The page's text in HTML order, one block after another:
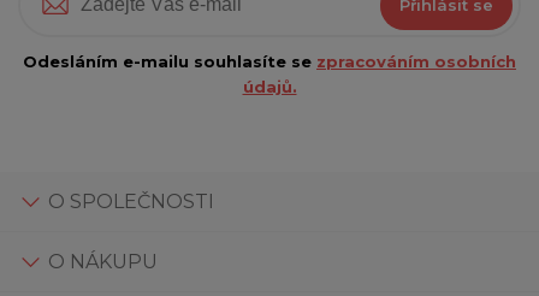
Přihlásit se
Odesláním e-mailu souhlasíte se zpracováním osobních
údajů.
O SPOLEČNOSTI
O NÁKUPU